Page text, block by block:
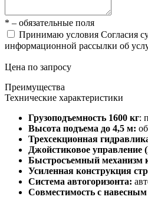
* – обязательные поля
Принимаю условия Согласия
информационной рассылки об
Цена по запросу
Преимущества
Технические характеристики
Грузоподъемность 1600 кг:
Высота подъема до 4,5 м:
Трехсекционная
Джойстиковое
Быстросъемный механизм
Усиленная конструкция
Система автогоризонта:
Совместимость с